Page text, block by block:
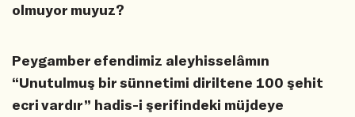
olmuyor muyuz?
Peygamber efendimiz aleyhisselâmın
“Unutulmuş bir sünnetimi diriltene 100 şehit
ecri vardır” hadis-i şerifindeki müjdeye